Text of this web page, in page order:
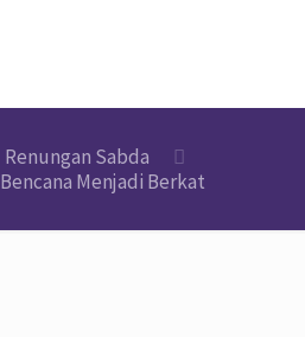
Renungan Sabda
Bencana Menjadi Berkat